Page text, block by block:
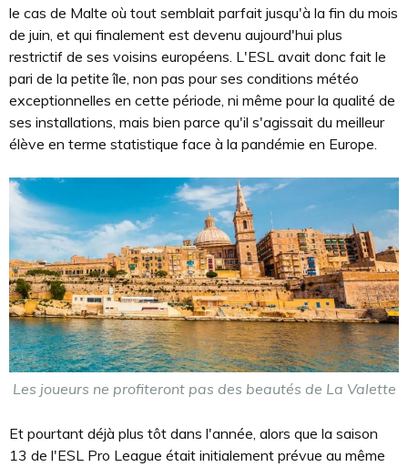
le cas de Malte où tout semblait parfait jusqu'à la fin du mois
de juin, et qui finalement est devenu aujourd'hui plus
restrictif de ses voisins européens. L'ESL avait donc fait le
pari de la petite île, non pas pour ses conditions météo
exceptionnelles en cette période, ni même pour la qualité de
ses installations, mais bien parce qu'il s'agissait du meilleur
élève en terme statistique face à la pandémie en Europe.
Les joueurs ne profiteront pas des beautés de La Valette
Et pourtant déjà plus tôt dans l'année, alors que la saison
13 de l'ESL Pro League était initialement prévue au même